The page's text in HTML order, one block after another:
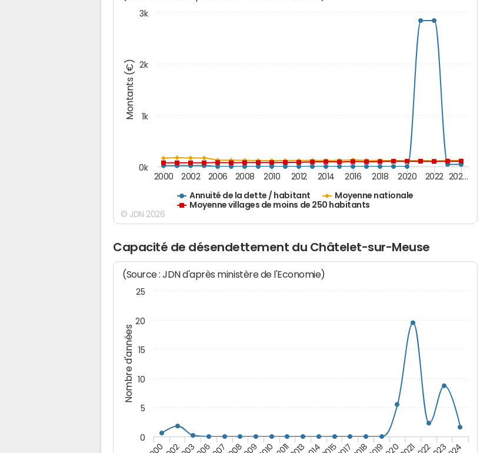
Montants (€)
Annuité de la dette / habitant
Moyenne nationale
Moyenne villages de moins de 250 habitants
2000 2002 2006 2008 2010 2012 2014 2016 2018 2020 2022 202…
0k
1k
2k
3k
© JDN 2026
Capacité de désendettement du Châtelet-sur-Meuse
Nombre d'années
(Source : JDN d'après ministère de l'Economie)
2011
0
5
10
15
20
25